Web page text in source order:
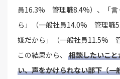
員16.3% 管理職8.4%）、「言
ら」（一般社員14.0% 管理職
嫌だから」（一般社員11.5%
この結果から、
相談したいこ
い、声をかけられない部下（一